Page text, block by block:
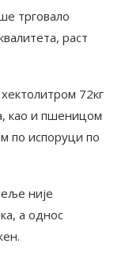
трговало
раст
72кг
као и пшеницом
по испоруци по
није
а однос